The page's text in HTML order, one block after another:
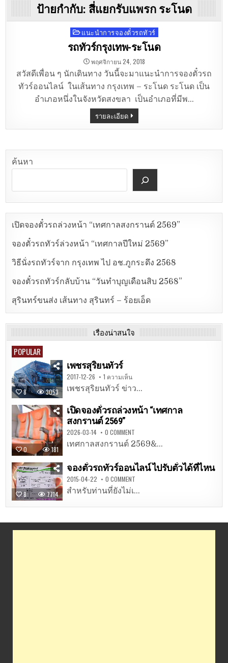
ป้ายกำกับ: สี่แยกรับแพรก ระโนด
Posted
in
แนะนำการจองตั๋วรถทัวร์
รถทัวร์กรุงเทพ-ระโนด
พฤศจิกายน 24, 2018
สวัสดีเพื่อน ๆ นักเดินทาง วันนี้จะมาแนะนำการจองตั๋วรถ
ทัวร์ออนไลน์ ในเส้นทาง กรุงเทพ – ระโนด ระโนด เป็น
อำเภอหนึ่งในจังหวัดสงขลา เป็นอำเภอที่มีพ…
รายละเอียด
ค้นหา
เปิดจองตั๋วรถล่วงหน้า “เทศกาลสงกรานต์ 2569”
จองตั๋วรถทัวร์ล่วงหน้า “เทศกาลปีใหม่ 2569”
วิธีนั่งรถทัวร์จาก กรุงเทพ ไป อช.ภูกระดึง 2568
จองตั๋วรถทัวร์กลับบ้าน “วันทำบุญเดือนสิบ 2568”
สุรินทร์ขนส่ง เส้นทาง สุรินทร์ – ร้อยเอ็ด
เรื่องน่าสนใจ
POPULAR
8 3053
เพชรสุริยนทัวร์
2017-12-26 1 ความเห็น
เพชรสุริยนทัวร์ ข่าว...
0 181
เปิดจองตั๋วรถล่วงหน้า “เทศกาล
สงกรานต์ 2569”
2026-03-14 0 COMMENT
เทศกาลสงกรานต์ 2569&...
8 7714
จองตั๋วรถทัวร์ออนไลน์ ไปรับตั๋วได้ที่ไหน
2015-04-22 0 COMMENT
สำหรับท่านที่ยังไม่เ...